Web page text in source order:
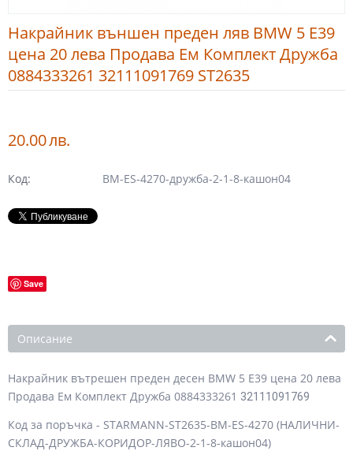
Накрайник външен преден ляв BMW 5 E39
цена 20 лева Продава Ем Комплект Дружба
0884333261 32111091769 ST2635
20.00лв.
Код: BM-ES-4270-дружба-2-1-8-кашон04
Save
Описание
Накрайник вътрешен преден десен BMW 5 E39 цена 20 лева
Продава Ем Комплект Дружба 0884333261 32111091769
Код за поръчка - STARMANN-ST2635-BM-ES-4270 (НАЛИЧНИ-
СКЛАД-ДРУЖБА-КОРИДОР-ЛЯВО-2-1-8-кашон04)